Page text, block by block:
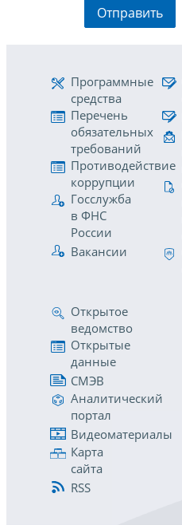
Отправить
Программные
средства
Перечень
обязательных
требований
Противодействие
коррупции
Госслужба
в ФНС
России
Вакансии
Открытое
ведомство
Открытые
данные
СМЭВ
Аналитический
портал
Видеоматериалы
Карта
сайта
RSS